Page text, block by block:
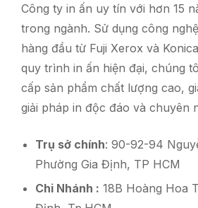
Công ty in ấn uy tín với hơn 15
trong ngành. Sử dụng công
hàng đầu từ Fuji Xerox và
quy trình in ấn hiện đại, chúng
cấp sản phẩm chất lượng cao,
giải pháp in độc đáo và chuyên
Trụ sở chính: 90-92-94
Phường Gia Định, TP HCM
Chi Nhánh : 18B Hoàng Hoa